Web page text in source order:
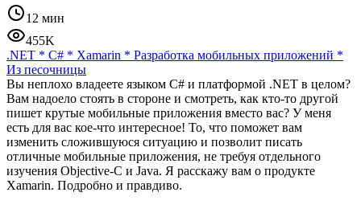
12 мин
455K
.NET * C# * Xamarin * Разработка мобильных приложений *
Из песочницы
Вы неплохо владеете языком C# и платформой .NET в целом?
Вам надоело стоять в стороне и смотреть, как кто-то другой
пишет крутые мобильные приложения вместо вас? У меня
есть для вас кое-что интересное! То, что поможет вам
изменить сложившуюся ситуацию и позволит писать
отличные мобильные приложения, не требуя отдельного
изучения Objective-C и Java. Я расскажу вам о продукте
Xamarin. Подробно и правдиво.